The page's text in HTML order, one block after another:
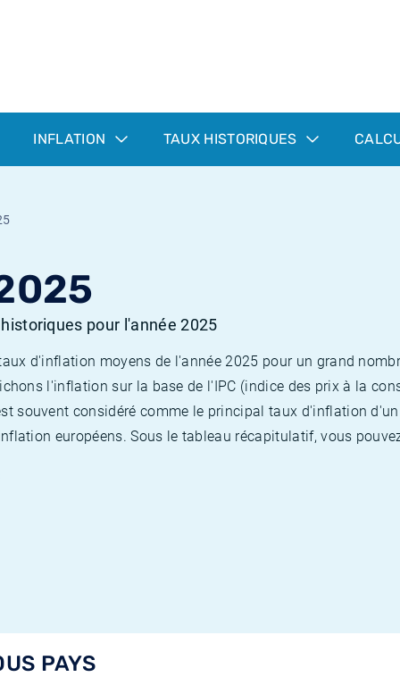
INFLATION TAUX HISTORIQUES
pour l'année 2025
d'inflation moyens de l'année 2025 pour un grand
l'inflation sur la base de l'IPC (indice des prix à la
souvent considéré comme le principal taux d'inflation
européens. Sous le tableau récapitulatif, vous
PAYS